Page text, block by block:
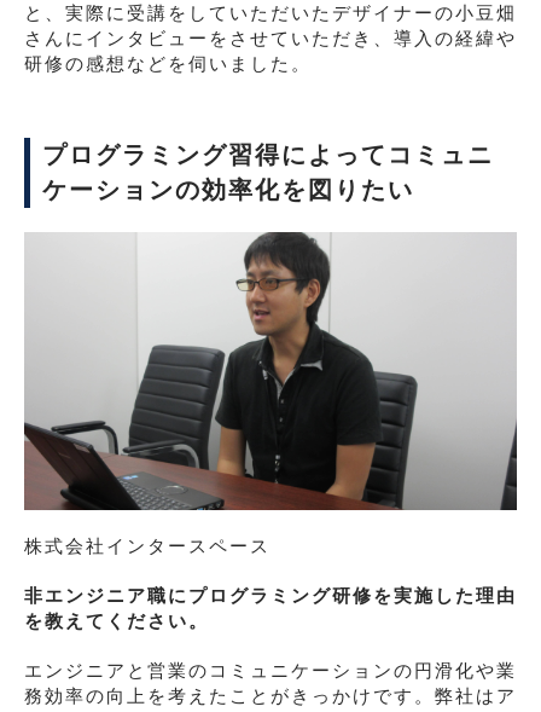
と、実際に受講をしていただいたデザイナーの小豆畑
さんにインタビューをさせていただき、導入の経緯や
研修の感想などを伺いました。
プログラミング習得によってコミュニ
ケーションの効率化を図りたい
株式会社インタースペース
非エンジニア職にプログラミング研修を実施した理由
を教えてください。
エンジニアと営業のコミュニケーションの円滑化や業
務効率の向上を考えたことがきっかけです。弊社はア